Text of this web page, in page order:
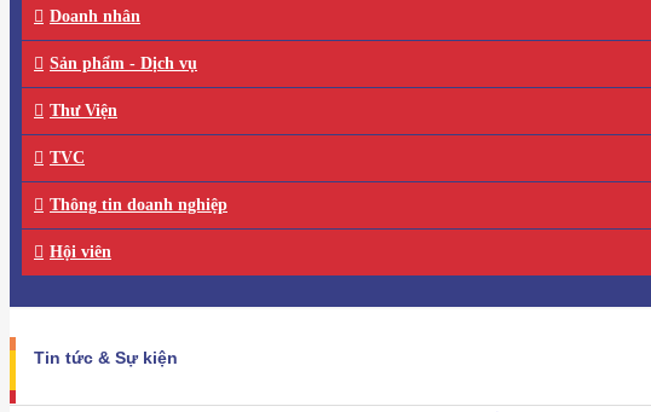
Doanh nhân
Sản phẩm - Dịch vụ
Thư Viện
TVC
Thông tin doanh nghiệp
Hội viên
Tin tức & Sự kiện